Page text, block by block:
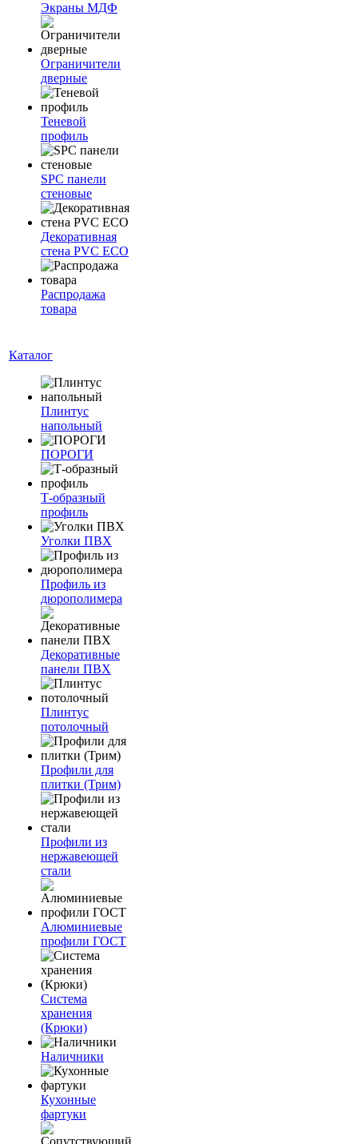
Экраны МДФ
Ограничители
дверные
Теневой
профиль
SPC панели
стеновые
Декоративная
стена PVC ECO
Распродажа
товара
Каталог
Плинтус
напольный
ПОРОГИ
Т-образный
профиль
Уголки ПВХ
Профиль из
дюрополимера
Декоративные
панели ПВХ
Плинтус
потолочный
Профили для
плитки (Трим)
Профили из
нержавеющей
стали
Алюминиевые
профили ГОСТ
Система
хранения
(Крюки)
Наличники
Кухонные
фартуки